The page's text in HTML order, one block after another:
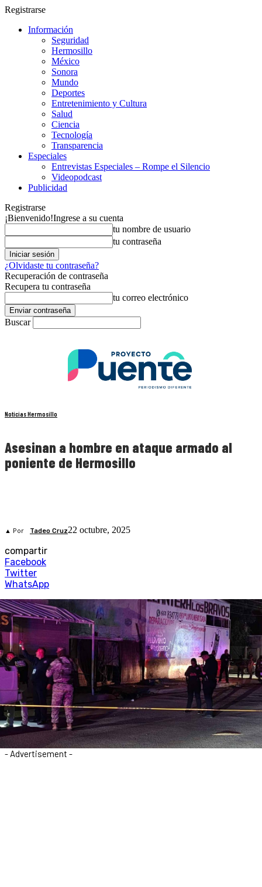
Registrarse
Información
Seguridad
Hermosillo
México
Sonora
Mundo
Deportes
Entretenimiento y Cultura
Salud
Ciencia
Tecnología
Transparencia
Especiales
Entrevistas Especiales – Rompe el Silencio
Videopodcast
Publicidad
Registrarse
¡Bienvenido!Ingrese a su cuenta
tu nombre de usuario
tu contraseña
¿Olvidaste tu contraseña?
Recuperación de contraseña
Recupera tu contraseña
tu correo electrónico
Buscar
Noticias Hermosillo
Asesinan a hombre en ataque armado al
poniente de Hermosillo
▲ Por Tadeo Cruz22 octubre, 2025
compartir
Facebook
Twitter
WhatsApp
- Advertisement -